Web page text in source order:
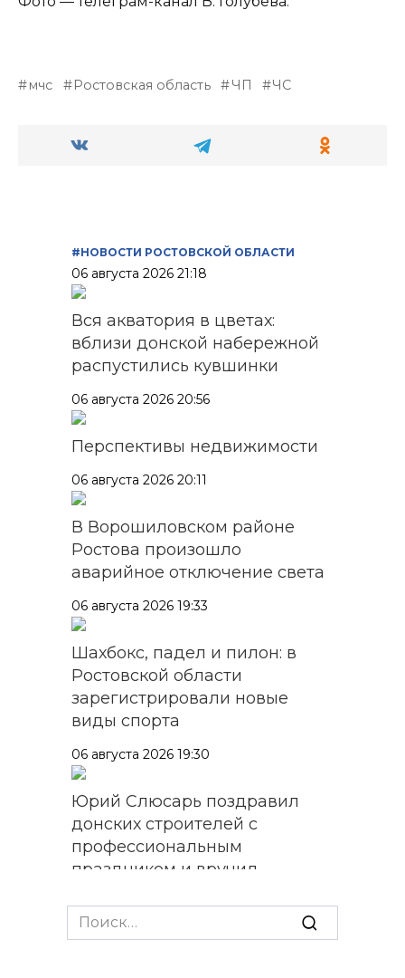
мчс Ростовская область ЧП ЧС
#НОВОСТИ РОСТОВСКОЙ ОБЛАСТИ
06 августа 2026 21:18
Вся акватория в цветах:
вблизи донской набережной
распустились кувшинки
06 августа 2026 20:56
Перспективы недвижимости
06 августа 2026 20:11
В Ворошиловском районе
Ростова произошло
аварийное отключение света
06 августа 2026 19:33
Шахбокс, падел и пилон: в
Ростовской области
зарегистрировали новые
виды спорта
06 августа 2026 19:30
Юрий Слюсарь поздравил
донских строителей с
профессиональным
праздником и вручил
06 августа 2026 18:35
Search
for: